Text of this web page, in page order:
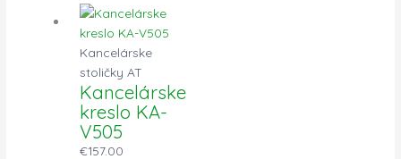
Kancelárske
stoličky AT
Kancelárske
kreslo KA-
V505
€157.00